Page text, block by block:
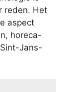
reden. Het
aspect
horeca-
Jans-